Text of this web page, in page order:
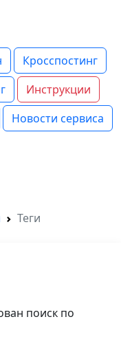
Кросспостинг
Инструкции
Новости сервиса
Теги
поиск по